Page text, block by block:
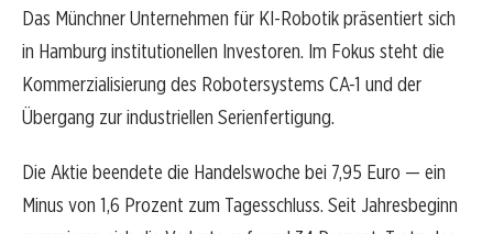
Das Münchner Unternehmen für KI-Robotik präsentiert sich
in Hamburg institutionellen Investoren. Im Fokus steht die
Kommerzialisierung des Robotersystems CA-1 und der
Übergang zur industriellen Serienfertigung.
Die Aktie beendete die Handelswoche bei 7,95 Euro — ein
Minus von 1,6 Prozent zum Tagesschluss. Seit Jahresbeginn